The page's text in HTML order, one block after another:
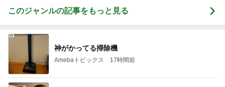
Amebaトピックス 2日前
義父の姉夫婦の墓参りに行く予定
Amebaトピックス 2日前